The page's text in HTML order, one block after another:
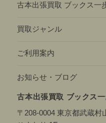
古本出張買取 ブックス一
買取ジャンル
ご利用案内
お知らせ・ブログ
古本出張買取 ブックス
〒208-0004 東京都武蔵